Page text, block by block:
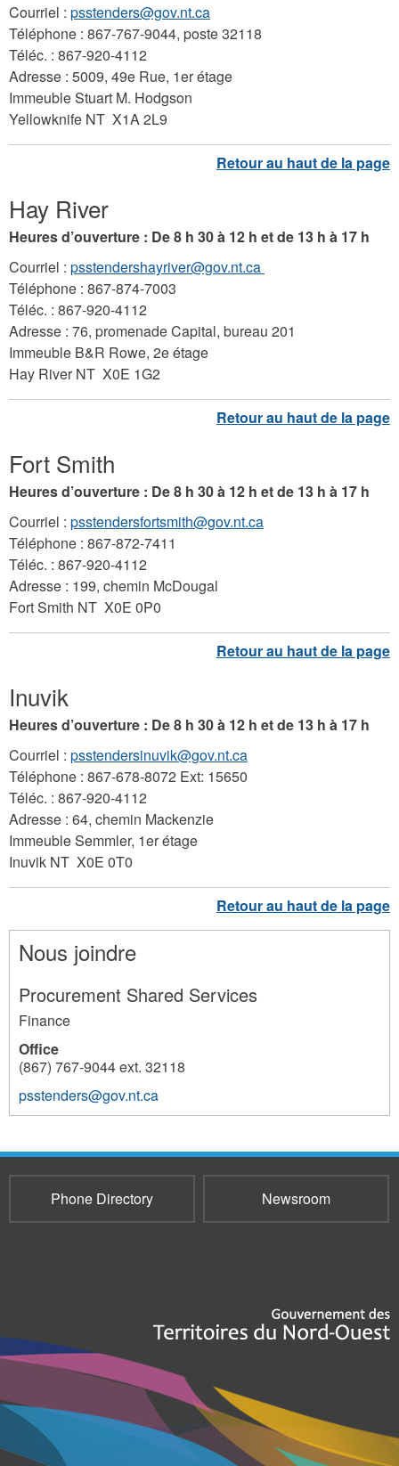
Courriel : psstenders@gov.nt.ca
Téléphone : 867-767-9044, poste 32118
Téléc. : 867-920-4112
Adresse : 5009, 49e Rue, 1er étage
Immeuble Stuart M. Hodgson
Yellowknife NT X1A 2L9
Hay River
Heures d’ouverture : De 8 h 30 à 12 h et de 13 h à 17 h
Courriel : psstendershayriver@gov.nt.ca
Téléphone : 867-874-7003
Téléc. : 867-920-4112
Adresse : 76, promenade Capital, bureau 201
Immeuble B&R Rowe, 2e étage
Hay River NT X0E 1G2
Fort Smith
Heures d’ouverture : De 8 h 30 à 12 h et de 13 h à 17 h
Courriel : psstendersfortsmith@gov.nt.ca
Téléphone : 867-872-7411
Téléc. : 867-920-4112
Adresse : 199, chemin McDougal
Fort Smith NT X0E 0P0
Inuvik
Heures d’ouverture : De 8 h 30 à 12 h et de 13 h à 17 h
Courriel : psstendersinuvik@gov.nt.ca
Téléphone : 867-678-8072 Ext: 15650
Téléc. : 867-920-4112
Adresse : 64, chemin Mackenzie
Immeuble Semmler, 1er étage
Inuvik NT X0E 0T0
Nous joindre
Procurement Shared Services
Finance
Office
(867) 767-9044 ext. 32118
psstenders@gov.nt.ca
10336
Phone Directory Newsroom